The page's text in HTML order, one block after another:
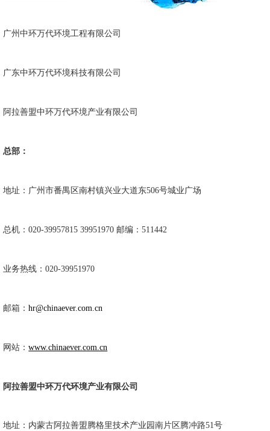
广州中环万代环境工程有限公司
广东中环万代环境科技有限公司
阿拉善盟中环万代环境产业有限公司
总部：
地址： 广州市番禺区南村镇兴业大道东506号城业广场
总机：020-39957815 39951970 邮编：511442
业务热线：020-39951970
邮箱：hr@chinaever.com.cn
网站：www.chinaever.com.cn
阿拉善盟中环万代环境产业有限公司
地址：内蒙古阿拉善盟腾格里技术产业园南片区腾冲路51号